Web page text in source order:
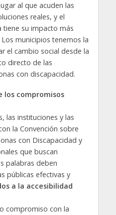
al que acuden las
reales, y el
su impacto más
municipios tenemos la
el cambio social desde la
directo de las
con discapacidad.
los compromisos
las instituciones y las
la Convención sobre
con Discapacidad y
que buscan
palabras deben
públicas efectivas y
a la accesibilidad
compromiso con la